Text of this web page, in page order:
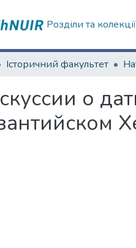
Розділи та колекції
Історичний факультет
о